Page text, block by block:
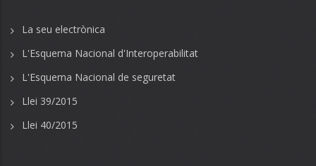
La seu electrònica
L'Esquema Nacional d'Interoperabilitat
L'Esquema Nacional de seguretat
Llei 39/2015
Llei 40/2015